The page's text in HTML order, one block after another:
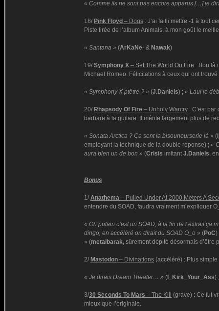
« Comme ils ne sont pas encore apparus […] je
18/ Pink Floyd – Dogs : J’ai failli mettre -1 à tout
Piste tirée de l’album Animals, à mon goût le
« Santana » (ArKaNe- & Nawak)
19/ Symphony X – Set The World On Fire : Bon là
Michael Romeo. Félicitations à ceux qui ont
« Symphony X ptêtre ? » (J.Daniels) ; « Laul le
20/ Rhapsody Of Fire – Unholy Warcry : C’est
barbare à la guitare. Il mérite largement plus de
« Sonata Arctica ? Ça sent la bisounourserie là » (
employant la technique de la double réponse) ; «
aura bien un de bon » (Crisis imitant J.Daniels,
Bonus
1/ Anathema – Pulled Under At 2000 Meters A
entendre du SOAD, faudra vraiment m’expliquer
« Oh putain c’est un SOAD, à la fin de l’extrait ça
dingo, en accéléré on dirait du SOAD O_o » (PoC)
» (metalbarak, sûrement dépité désormais d’être
2/ Mastodon – Divinations (accéléré) : Plus
« Je dirais Dream Theater… » ( I_Kirk_Your_Ass)
3/30 Seconds To Mars – The Kill
(grave) : Ce fut
mieux que l’originale.